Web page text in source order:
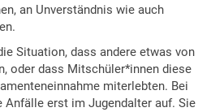
an Unverständnis wie auch
Situation, dass andere etwas von
oder dass Mitschüler*innen diese
miterlebten. Bei
Anfälle erst im Jugendalter auf. Sie